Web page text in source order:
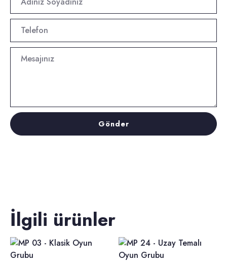
Gönder
İlgili ürünler